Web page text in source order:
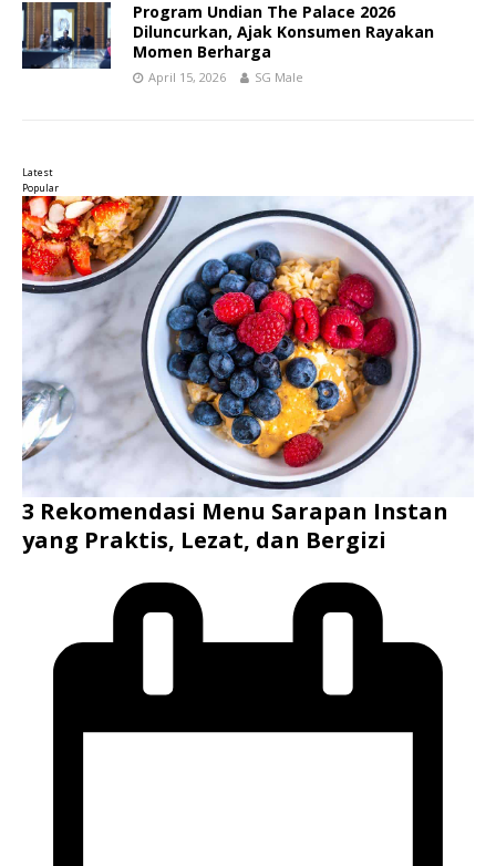
Program Undian The Palace 2026
Diluncurkan, Ajak Konsumen Rayakan
Momen Berharga
April 15, 2026 SG Male
Latest
Popular
3 Rekomendasi Menu Sarapan Instan
yang Praktis, Lezat, dan Bergizi